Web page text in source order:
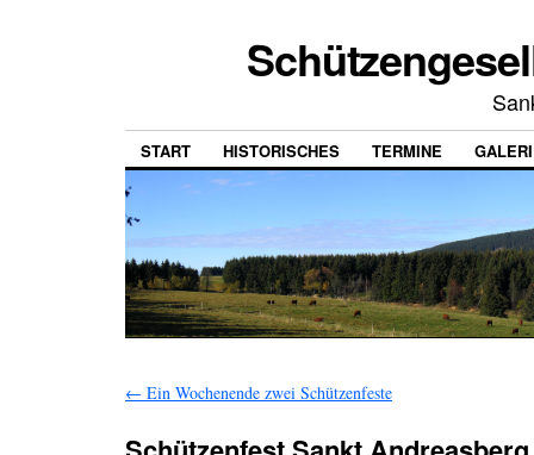
START HISTORISCHES TERMINE
← Ein Wochenende zwei Schützenfeste